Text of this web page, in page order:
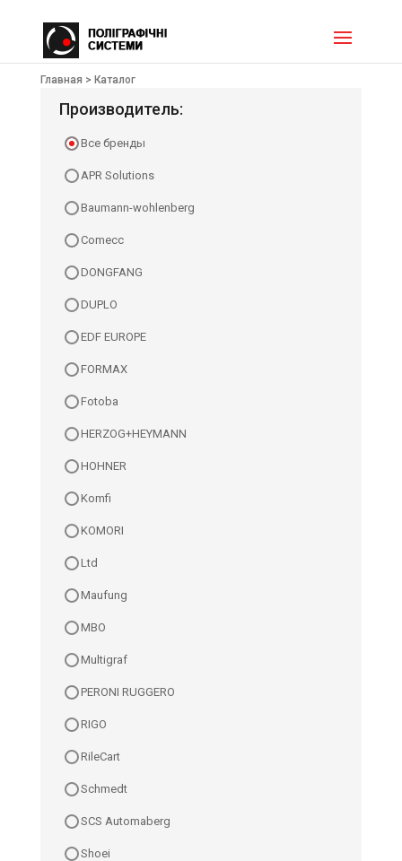
Главная > Каталог
Производитель:
Все бренды
APR Solutions
Baumann-wohlenberg
Comecc
DONGFANG
DUPLO
EDF EUROPE
FORMAX
Fotoba
HERZOG+HEYMANN
HOHNER
Komfi
KOMORI
Ltd
Maufung
MBO
Multigraf
PERONI RUGGERO
RIGO
RileCart
Schmedt
SCS Automaberg
Shoei